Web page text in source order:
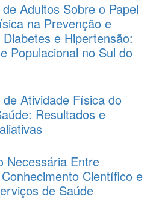
Adultos Sobre o Papel
na Prevenção e
e Hipertensão:
Populacional no Sul do
Atividade Física do
Resultados e
Necessária Entre
Científico e
de Saúde